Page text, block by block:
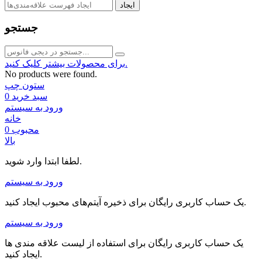
ایجاد
جستجو
برای محصولات بیشتر کلیک کنید.
No products were found.
ستون چپ
سبد خرید 0
ورود به سیستم
خانه
محبوب 0
بالا
لطفا ابتدا وارد شوید.
ورود به سیستم
یک حساب کاربری رایگان برای ذخیره آیتم‌های محبوب ایجاد کنید.
ورود به سیستم
یک حساب کاربری رایگان برای استفاده از لیست علاقه مندی ها
ایجاد کنید.